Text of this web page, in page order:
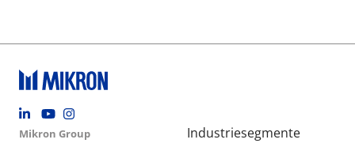
Footer social
Group menu
Mikron Group
Main navigation
Industriesegmente